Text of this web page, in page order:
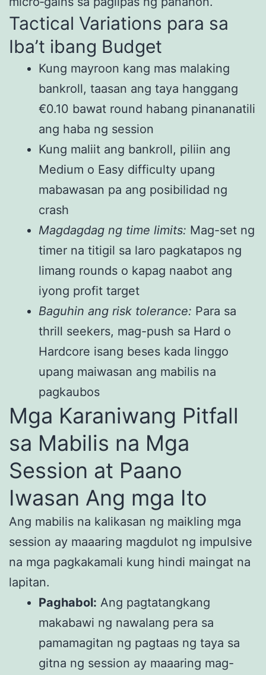
Tactical Variations para sa
Iba’t ibang Budget
Kung mayroon kang mas malaking
bankroll, taasan ang taya hanggang
€0.10 bawat round habang pinananatili
ang haba ng session
Kung maliit ang bankroll, piliin ang
Medium o Easy difficulty upang
mabawasan pa ang posibilidad ng
crash
Magdagdag ng time limits: Mag-set ng
timer na titigil sa laro pagkatapos ng
limang rounds o kapag naabot ang
iyong profit target
Baguhin ang risk tolerance: Para sa
thrill seekers, mag-push sa Hard o
Hardcore isang beses kada linggo
upang maiwasan ang mabilis na
pagkaubos
Mga Karaniwang Pitfall
sa Mabilis na Mga
Session at Paano
Iwasan Ang mga Ito
Ang mabilis na kalikasan ng maikling mga
session ay maaaring magdulot ng impulsive
na mga pagkakamali kung hindi maingat na
lapitan.
Paghabol: Ang pagtatangkang
makabawi ng nawalang pera sa
pamamagitan ng pagtaas ng taya sa
gitna ng session ay maaaring mag-